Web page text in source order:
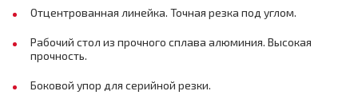
Отцентрованная линейка. Точная резка под углом.
Рабочий стол из прочного сплава алюминия. Высокая
прочность.
Боковой упор для серийной резки.